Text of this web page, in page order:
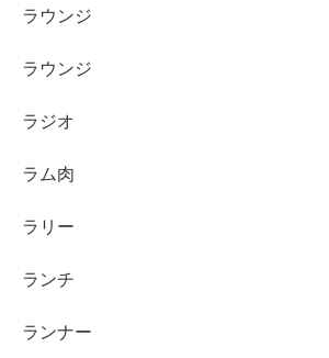
ラウンジ
ラウンジ
ラジオ
ラム肉
ラリー
ランチ
ランナー